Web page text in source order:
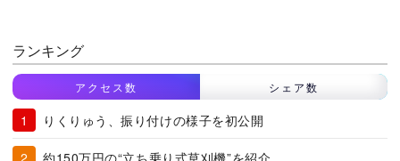
ランキング
アクセス数 シェア数
りくりゅう、振り付けの様子を初公開
約150万円の“立ち乗り式草刈機”を紹介